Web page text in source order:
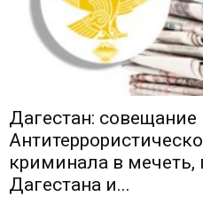
Дагестан: совещание
криминала в
Дагестана и...